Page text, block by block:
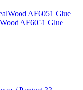
AF6051 Glue